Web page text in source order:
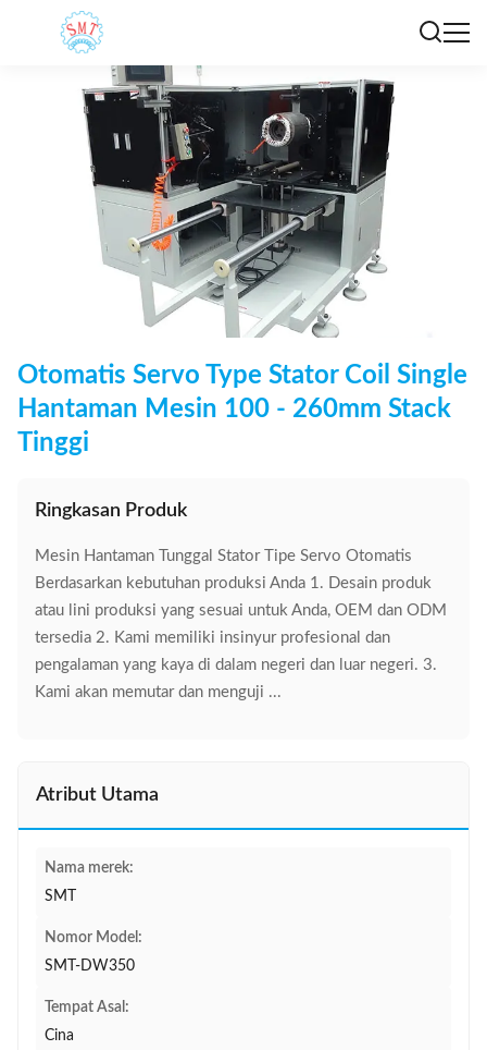
Otomatis Servo Type Stator Coil Single
Hantaman Mesin 100 - 260mm Stack
Tinggi
Ringkasan Produk
Mesin Hantaman Tunggal Stator Tipe Servo Otomatis
Berdasarkan kebutuhan produksi Anda 1. Desain produk
atau lini produksi yang sesuai untuk Anda, OEM dan ODM
tersedia 2. Kami memiliki insinyur profesional dan
pengalaman yang kaya di dalam negeri dan luar negeri. 3.
Kami akan memutar dan menguji ...
Atribut Utama
Nama merek:
SMT
Nomor Model:
SMT-DW350
Tempat Asal:
Cina